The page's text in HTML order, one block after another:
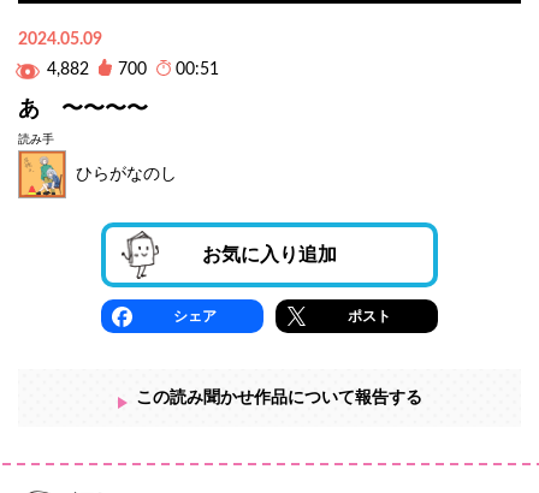
2024.05.09
4,882
700 00:51
あ゙〜〜〜〜
読み手
ひらがなのし
お気に入り追加
シェア ポスト
この読み聞かせ作品について報告する